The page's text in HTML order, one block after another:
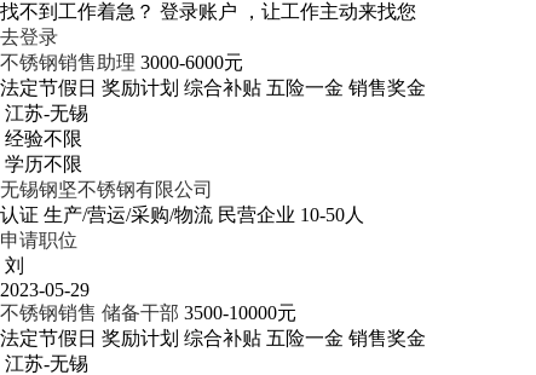
找不到工作着急？ 登录账户 ，让工作主动来找您
去登录
不锈钢销售助理 3000-6000元
法定节假日 奖励计划 综合补贴 五险一金 销售奖金
江苏-无锡
经验不限
学历不限
无锡钢坚不锈钢有限公司
认证 生产/营运/采购/物流 民营企业 10-50人
申请职位
刘
2023-05-29
不锈钢销售 储备干部 3500-10000元
法定节假日 奖励计划 综合补贴 五险一金 销售奖金
江苏-无锡